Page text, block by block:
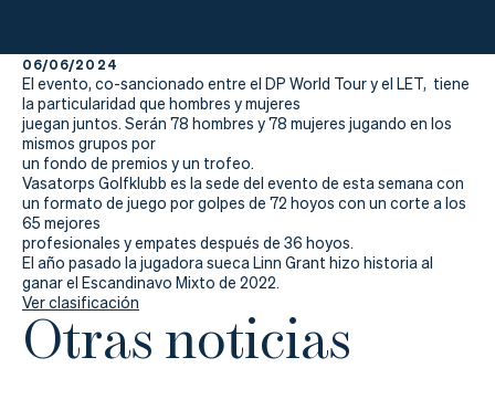
La
Federación
Federarse
Jugar
Aprender
Actualidad
Tienda
06/06/2024
El evento, co-sancionado entre el DP World Tour y el LET, tiene
la particularidad que hombres y mujeres
juegan juntos. Serán 78 hombres y 78 mujeres jugando en los
mismos grupos por
un fondo de premios y un trofeo.
Vasatorps Golfklubb es la sede del evento de esta semana con
un formato de juego por golpes de 72 hoyos con un corte a los
65 mejores
profesionales y empates después de 36 hoyos.
El año pasado la jugadora sueca Linn Grant hizo historia al
ganar el Escandinavo Mixto de 2022.
Ver clasificación
Otras noticias